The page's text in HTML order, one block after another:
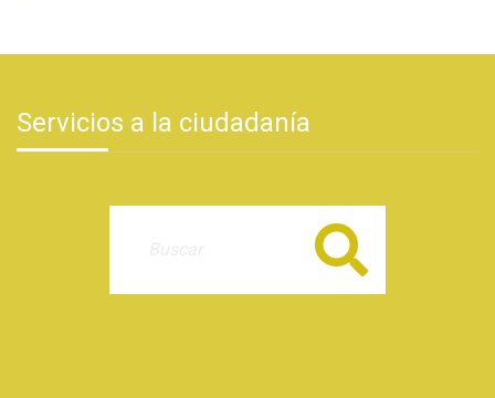
Servicios a la ciudadanía
Buscar